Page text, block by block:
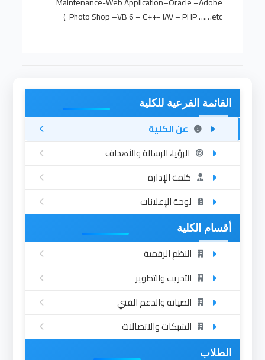
Photo Shop –VB 6 – C++- JAV – PHP ……etc )
القائمة الفرعية للكلية
عن الكلية
الرؤيا، الرسالة والأهداف
كلمة الإدارة
لوحة الإعلانات
أقسام الكلية
النظم الرقمية
التدريب والتطوير
الصيانة والدعم الفني
الشبكات والاتصالات
الطلاب